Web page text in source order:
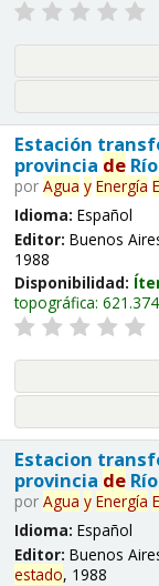
Estación
provincia de
por Agua y Energía
Idioma: Español
Editor: Buenos
1988
Disponibilidad:
topográfica:
Estacion
provincia de
por Agua y Energía
Idioma: Español
Editor: Buenos
estado, 1988